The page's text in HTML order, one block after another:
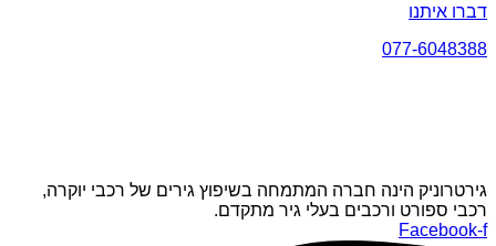
דברו איתנו
077-6048388
גירטרוניק הינה חברה המתמחה בשיפוץ גירים של רכבי יוקרה,
רכבי ספורט ורכבים בעלי גיר מתקדם.
Facebook-f